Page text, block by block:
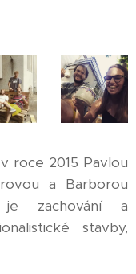
roce 2015 Pavlou
a Barborou
je zachování a
stavby,